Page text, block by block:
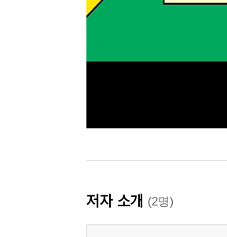
저자 소개 (2명)